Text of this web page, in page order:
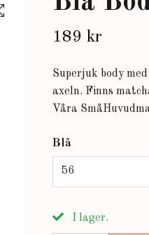
189 kr
Superjuk body
axeln. Finns
Våra
Blå
56
I lager.